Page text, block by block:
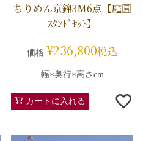
ちりめん京錦3M6点【庭園
ｽﾀﾝﾄﾞｾｯﾄ】
価格 ¥236,800税込
幅×奥行×高さcm
カートに入れる